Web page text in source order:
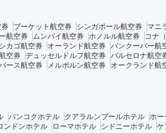
プーケット航空券 シンガポール航空券 マニ
航空券 ムンバイ航空券 ホノルル航空券
コナ
シカゴ航空券 オーランド航空券 バンクーバー航
空券 デュッセルドルフ航空券 バルセロナ航空
ース航空券 メルボルン航空券 オークランド航
バンコクホテル クアラルンプールホテル ホー
ンドンホテル ローマホテル シドニーホテル ケ